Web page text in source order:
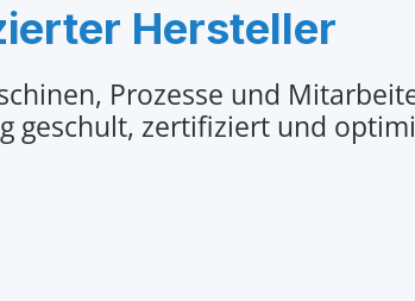
Hersteller
Prozesse und
geschult, zertifiziert und